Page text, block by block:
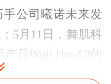
手公司曦诺未来发
5月11日，舞肌科
品Wuji Hand 2的
朝着更灵活、更纤